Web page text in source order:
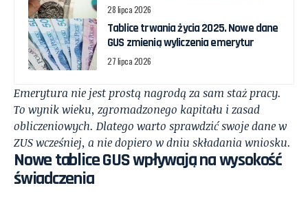
28 lipca 2026
Tablice trwania życia 2025. Nowe dane
GUS zmienią wyliczenia emerytur
27 lipca 2026
Emerytura nie jest prostą nagrodą za sam staż pracy.
To wynik wieku, zgromadzonego kapitału i zasad
obliczeniowych. Dlatego warto sprawdzić swoje dane w
ZUS wcześniej, a nie dopiero w dniu składania wniosku.
Nowe tablice GUS wpływają na wysokość
świadczenia